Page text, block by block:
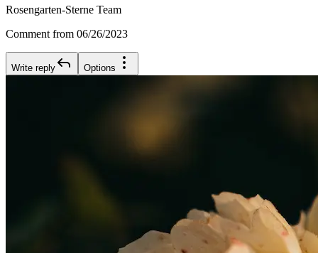
Rosengarten-Sterne Team
Comment from 06/26/2023
Write reply Options